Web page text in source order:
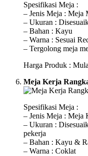
Spesifikasi Meja :
– Jenis Meja : Meja
– Ukuran :
– Bahan : Kayu
– Warna : Sesuai
– Tergolong meja
Harga Produk :
Meja Kerja
Spesifikasi Meja :
– Jenis Meja : Meja
– Ukuran :
pekerja
– Bahan : Kayu &
– Warna : Coklat